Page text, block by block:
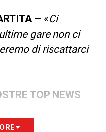
– «Ci
gare non ci
di riscattarci
TOP NEWS